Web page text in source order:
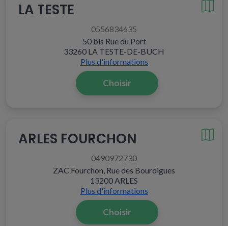
LA TESTE
0556834635
50 bis Rue du Port
33260 LA TESTE-DE-BUCH
Plus d'informations
Choisir
ARLES FOURCHON
0490972730
ZAC Fourchon, Rue des Bourdigues
13200 ARLES
Plus d'informations
Choisir